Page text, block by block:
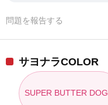
問題を報告する
サヨナラCOLOR
SUPER BUTTER DOG